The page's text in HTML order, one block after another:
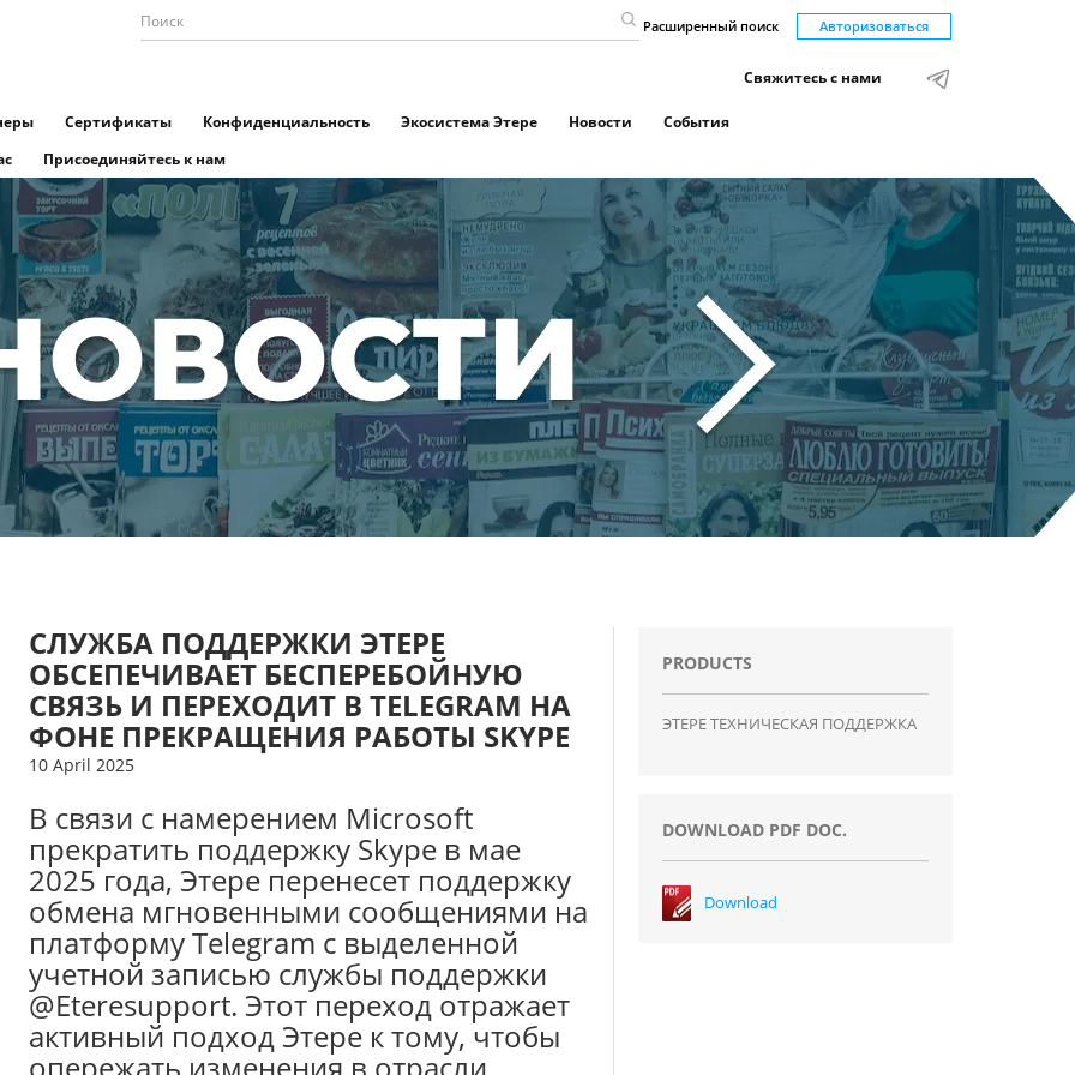
Расширенный поиск Авторизоваться
Свяжитесь с нами
Сертификаты Конфиденциальность Экосистема Этере Новости
События
Присоединяйтесь к нам
СЛУЖБА ПОДДЕРЖКИ ЭТЕРЕ
ОБСЕПЕЧИВАЕТ БЕСПЕРЕБОЙНУЮ
СВЯЗЬ И ПЕРЕХОДИТ В TELEGRAM НА
ФОНЕ ПРЕКРАЩЕНИЯ РАБОТЫ SKYPE
10 April 2025
В связи с намерением Microsoft
прекратить поддержку Skype в мае
2025 года, Этере перенесет поддержку
обмена мгновенными сообщениями на
платформу Telegram с выделенной
учетной записью службы поддержки
@Eteresupport. Этот переход отражает
активный подход Этере к тому, чтобы
PRODUCTS
ЭТЕРЕ ТЕХНИЧЕСКАЯ ПОДДЕРЖКА
DOWNLOAD PDF DOC.
Download